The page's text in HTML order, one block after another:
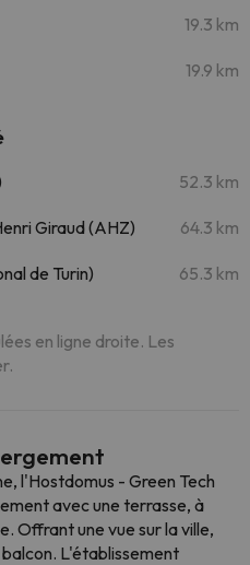
19.3 km
19.9 km
52.3 km
Giraud (AHZ) 64.3 km
de Turin) 65.3 km
en ligne droite. Les
l'Hostdomus - Green Tech
avec une terrasse, à
Offrant une vue sur la ville,
L'établissement